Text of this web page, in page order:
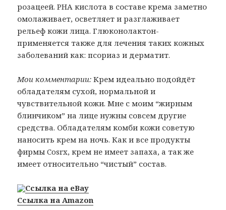
розацеей. PHA кислота в составе крема заметно
омолаживает, осветляет и разглаживает
рельеф кожи лица. Глюконолактон-
применяется также для лечения таких кожных
заболеваний как: псориаз и дерматит.
Мои комментарии: Крем идеально подойдёт
обладателям сухой, нормальной и
чувствительной кожи. Мне с моим “жирным
блинчиком” на лице нужны совсем другие
средства. Обладателям комби кожи советую
наносить крем на ночь. Как и все продукты
фирмы Cosrx, крем не имеет запаха, а так же
имеет относительно “чистый” состав.
Ссылка на eBay
Ссылка на Amazon